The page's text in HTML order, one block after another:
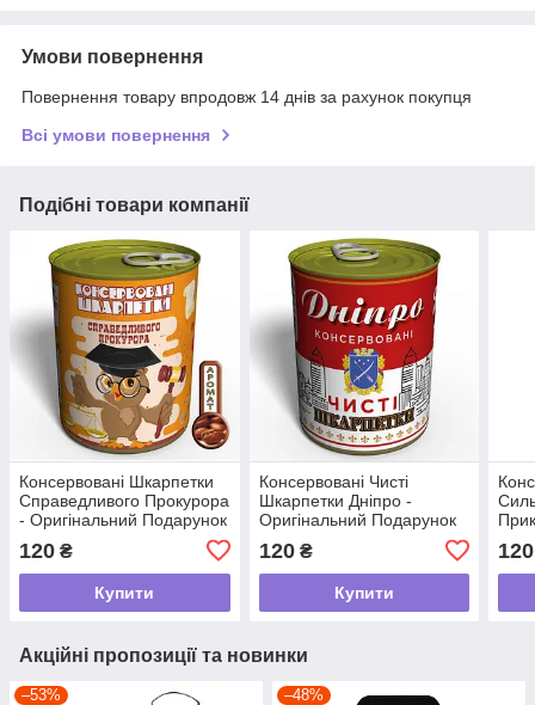
Умови повернення
Повернення товару впродовж 14 днів за рахунок покупця
Всі умови повернення
Подібні товари компанії
Консервовані Шкарпетки
Справедливого Прокурора
- Оригінальний Подарунок
Прокуратури tdi
120 ₴
Купити
Консервовані Чисті
Шкарпетки Дніпро -
Оригінальний Подарунок
120₴
Купити
120
Акційні пропозиції та новинки
–53% –48%